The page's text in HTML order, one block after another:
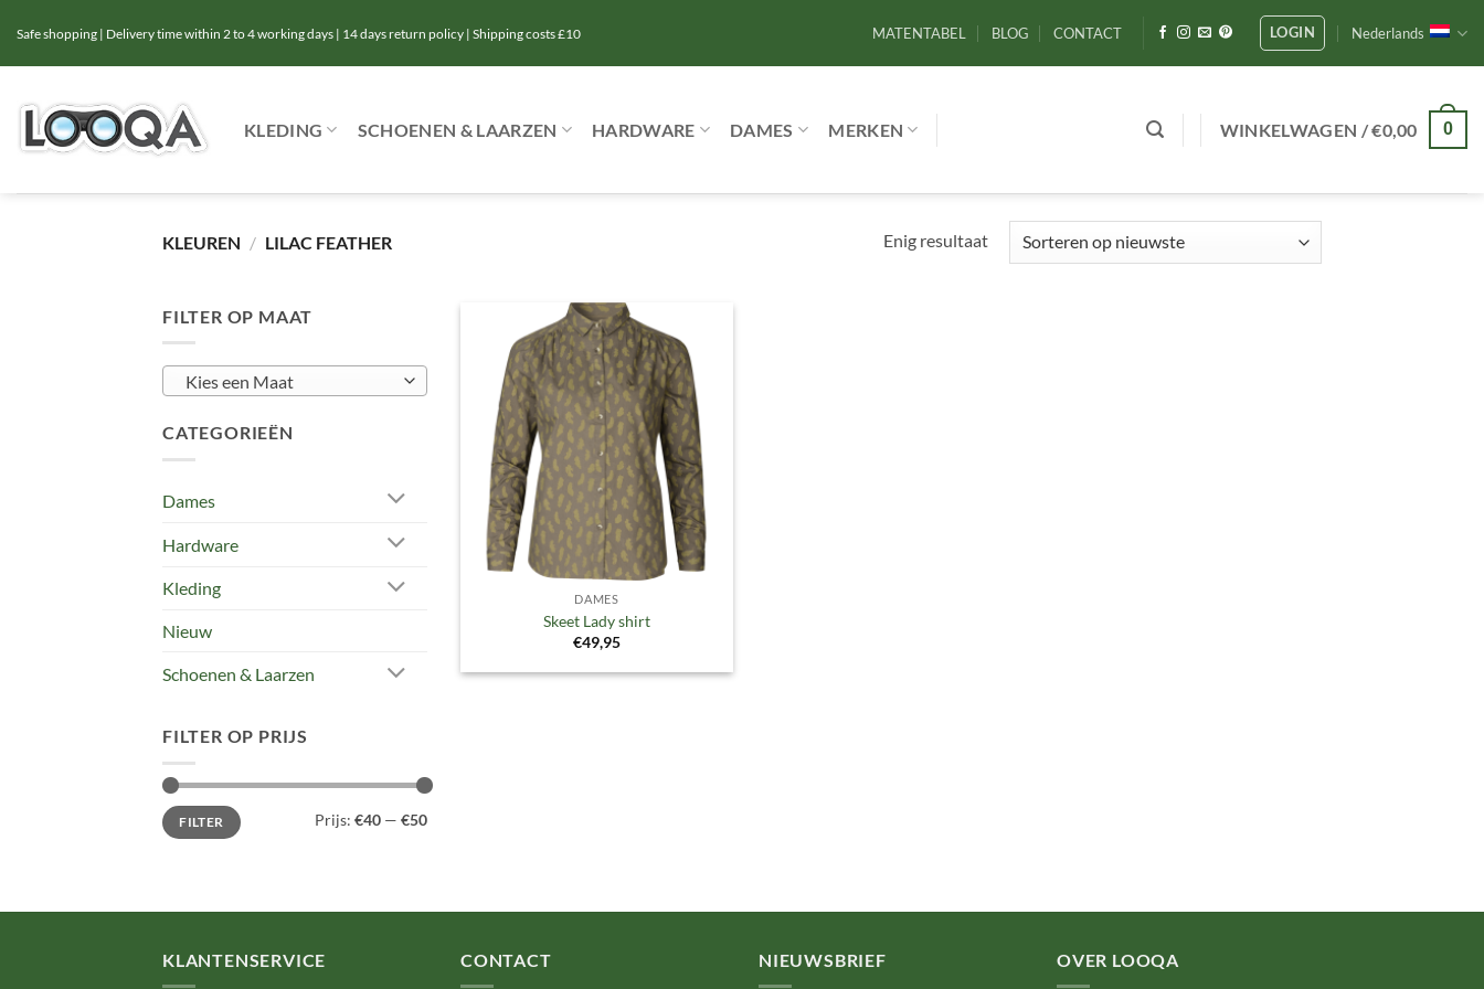
naar
inhoud
Safe shopping | Delivery time within 2 to 4 working days | 14 days return policy | Shipping costs £10 MATENTABEL BLOG CONTACT LOGIN Nederlands
KLEDING SCHOENEN & LAARZEN HARDWARE DAMES MERKEN WINKELWAGEN /€0,00 0
KLEUREN / LILAC FEATHER Enig resultaat
FILTER OP MAAT
Kies een Maat
CATEGORIEËN
Dames
Hardware
Kleding
Nieuw
Schoenen & Laarzen
FILTER OP PRIJS
Min.
prijs
Max.
prijsFILTER Prijs: €40 — €50
Toevoegen
aan
verlanglijst
DAMES
Skeet Lady shirt
€49,95
KLANTENSERVICE CONTACT NIEUWSBRIEF OVER LOOQA